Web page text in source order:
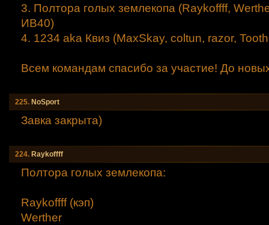
3. Полтора голых землекопа (Raykoffff,
ИВ40)
4. 1234 aka Квиз (MaxSkay, coltun, razor,
Всем командам спасибо за участие! До
225. NoSport
Завка закрыта)
224. Raykoffff
Полтора голых землекопа:
Raykoffff (кэп)
Werther